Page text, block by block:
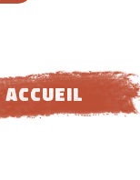
ACCUEIL